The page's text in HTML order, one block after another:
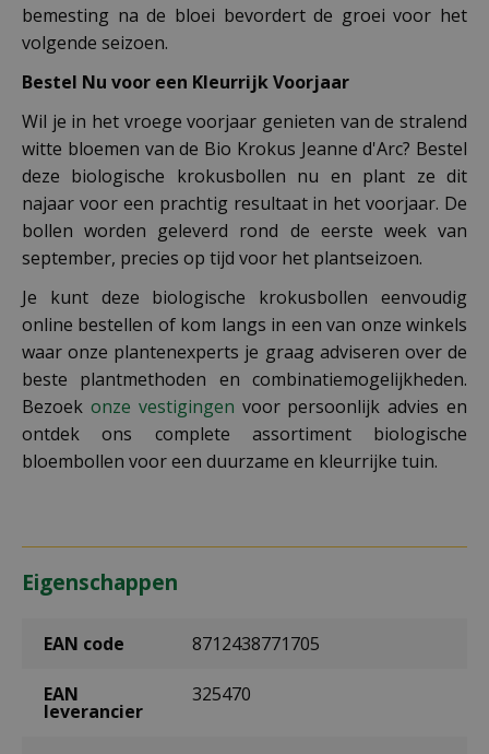
bemesting na de bloei bevordert de groei voor het
volgende seizoen.
Bestel Nu voor een Kleurrijk Voorjaar
Wil je in het vroege voorjaar genieten van de stralend
witte bloemen van de Bio Krokus Jeanne d'Arc? Bestel
deze biologische krokusbollen nu en plant ze dit
najaar voor een prachtig resultaat in het voorjaar. De
bollen worden geleverd rond de eerste week van
september, precies op tijd voor het plantseizoen.
Je kunt deze biologische krokusbollen eenvoudig
online bestellen of kom langs in een van onze winkels
waar onze plantenexperts je graag adviseren over de
beste plantmethoden en combinatiemogelijkheden.
Bezoek onze vestigingen voor persoonlijk advies en
ontdek ons complete assortiment biologische
bloembollen voor een duurzame en kleurrijke tuin.
Eigenschappen
EAN code 8712438771705
EAN
leverancier
325470